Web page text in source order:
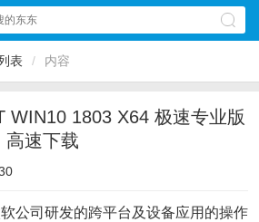
表 / 内容
WIN10 1803 X64 极速专业版
高速下载
公司研发的跨平台及设备应用的操作